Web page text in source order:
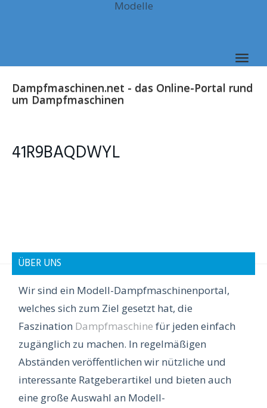
Modelle
Dampfmaschinen.net - das Online-Portal rund
um Dampfmaschinen
41R9BAQDWYL
ÜBER UNS
Wir sind ein Modell-Dampfmaschinenportal,
welches sich zum Ziel gesetzt hat, die
Faszination Dampfmaschine für jeden einfach
zugänglich zu machen. In regelmäßigen
Abständen veröffentlichen wir nützliche und
interessante Ratgeberartikel und bieten auch
eine große Auswahl an Modell-